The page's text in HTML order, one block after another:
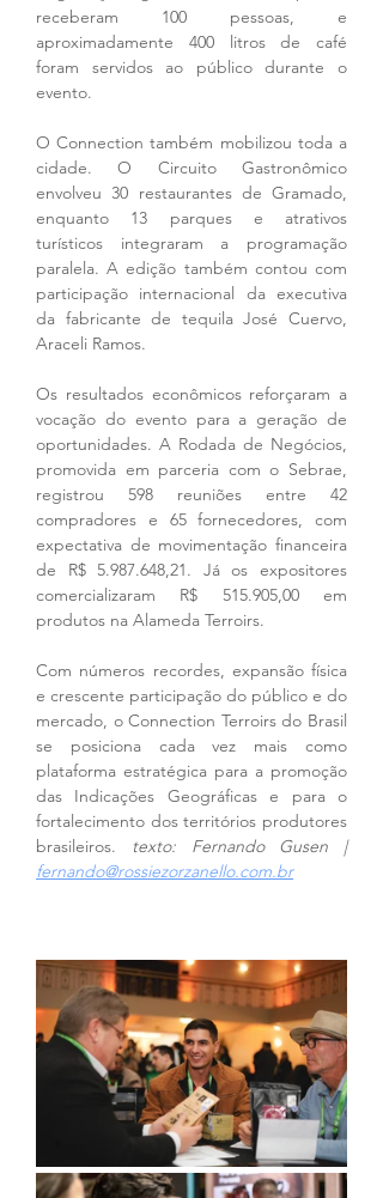
receberam 100 pessoas, e
aproximadamente 400 litros de café
foram servidos ao público durante o
evento.
O Connection também mobilizou toda a
cidade. O Circuito Gastronômico
envolveu 30 restaurantes de Gramado,
enquanto 13 parques e atrativos
turísticos integraram a programação
paralela. A edição também contou com
participação internacional da executiva
da fabricante de tequila José Cuervo,
Araceli Ramos.
Os resultados econômicos reforçaram a
vocação do evento para a geração de
oportunidades. A Rodada de Negócios,
promovida em parceria com o Sebrae,
registrou 598 reuniões entre 42
compradores e 65 fornecedores, com
expectativa de movimentação financeira
de R$ 5.987.648,21. Já os expositores
comercializaram R$ 515.905,00 em
produtos na Alameda Terroirs.
Com números recordes, expansão física
e crescente participação do público e do
mercado, o Connection Terroirs do Brasil
se posiciona cada vez mais como
plataforma estratégica para a promoção
das Indicações Geográficas e para o
fortalecimento dos territórios produtores
brasileiros.
texto: Fernando Gusen |
fernando@rossiezorzanello.com.br